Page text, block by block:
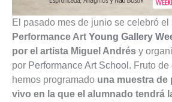
El pasado mes de junio se celebró el
Performance Art Young Gallery
por el artista Miguel Andrés y
por Performance Art School . Fruto
hemos programado una muestra de
vivo en la que el alumnado tendrá